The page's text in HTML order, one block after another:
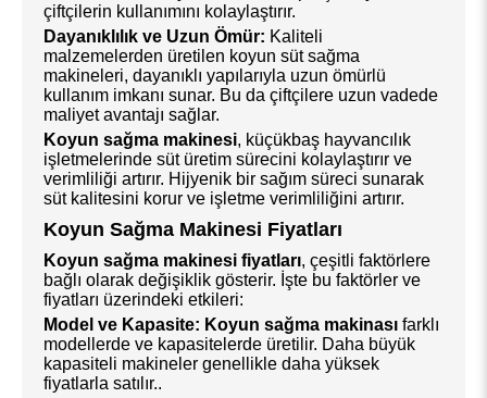
çiftçilerin kullanımını kolaylaştırır.
Dayanıklılık ve Uzun Ömür: Kaliteli
malzemelerden üretilen koyun süt sağma
makineleri, dayanıklı yapılarıyla uzun ömürlü
kullanım imkanı sunar. Bu da çiftçilere uzun vadede
maliyet avantajı sağlar.
Koyun sağma makinesi, küçükbaş hayvancılık
işletmelerinde süt üretim sürecini kolaylaştırır ve
verimliliği artırır. Hijyenik bir sağım süreci sunarak
süt kalitesini korur ve işletme verimliliğini artırır.
Koyun Sağma Makinesi Fiyatları
Koyun sağma makinesi fiyatları, çeşitli faktörlere
bağlı olarak değişiklik gösterir. İşte bu faktörler ve
fiyatları üzerindeki etkileri:
Model ve Kapasite: Koyun sağma makinası farklı
modellerde ve kapasitelerde üretilir. Daha büyük
kapasiteli makineler genellikle daha yüksek
fiyatlarla satılır..